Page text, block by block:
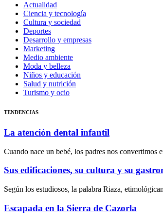
Actualidad
Ciencia y tecnología
Cultura y sociedad
Deportes
Desarrollo y empresas
Marketing
Medio ambiente
Moda y belleza
Niños y educación
Salud y nutrición
Turismo y ocio
TENDENCIAS
La atención dental infantil
Cuando nace un bebé, los padres nos convertimos
Sus edificaciones, su cultura y su
Según los estudiosos, la palabra Riaza,
Escapada en la Sierra de Cazorla